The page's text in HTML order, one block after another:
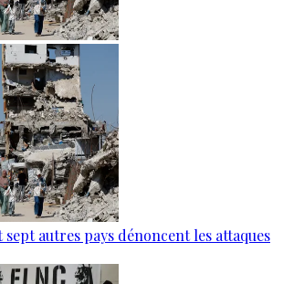
sept autres pays dénoncent les attaques